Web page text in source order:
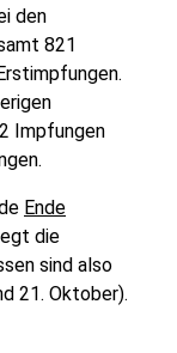
den
821
Impfungen
Ende
die
sind also
21. Oktober).